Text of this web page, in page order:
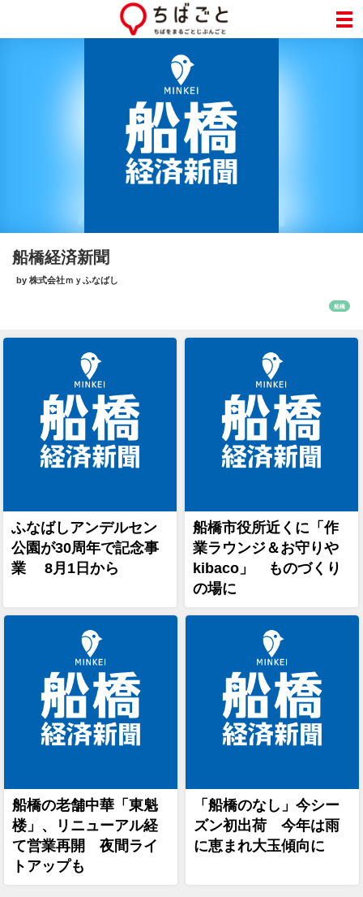
船橋経済新聞
by 株式会社ｍｙふなばし
船橋
ふなばしアンデルセン
公園が30周年で記念事
業 8月1日から
船橋市役所近くに「作
業ラウンジ＆お守りや
kibaco」 ものづくり
の場に
船橋の老舗中華「東魁
楼」、リニューアル経
て営業再開 夜間ライ
トアップも
「船橋のなし」今シー
ズン初出荷 今年は雨
に恵まれ大玉傾向に